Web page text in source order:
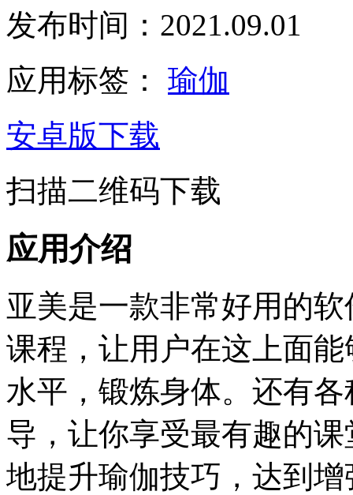
发布时间：2021.09.01
应用标签： 瑜伽
安卓版下载
扫描二维码下载
应用介绍
亚美是一款非常好用的
课程，让用户在这上面
水平，锻炼身体。还有
导，让你享受最有趣的
地提升瑜伽技巧，达到